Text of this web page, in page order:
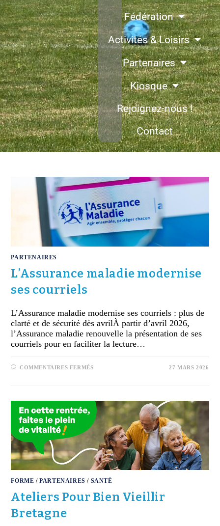
Fédération
Activités & Loisirs
Partenaires
Kiosque
Rejoignez-nous !
Contact
PARTENAIRES
L’Assurance maladie modernise
ses courriels
L’Assurance maladie modernise ses courriels : plus de
clarté et de sécurité dès avrilÀ partir d’avril 2026,
l’Assurance maladie renouvelle la présentation de ses
courriels pour en faciliter la lecture…
COMMENTAIRES FERMÉS 27 MARS 2026
FORME /PARTENAIRES / SANTÉ
Ateliers Pour Bien Vieillir
Bretagne